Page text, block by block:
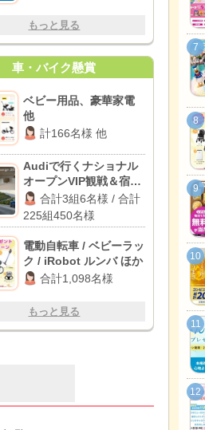
もっと見る
車・バイク懸賞
ベビー用品、豪華家電
他
計166名様 他
Audiで行くナショナル
オープンVIP観戦＆宿泊
体験 / JGA主催ナショナ
ルオープン一般観戦チ
ケット
合計3組6名様 / 合計
225組450名様
電動自転車 / ベビーラッ
ク / iRobot ルンバ ほか
合計1,098名様
もっと見る